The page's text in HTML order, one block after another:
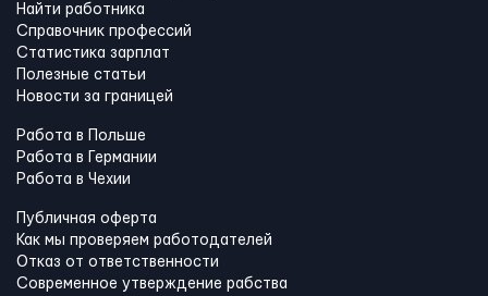
Найти работника
Справочник профессий
Статистика зарплат
Полезные статьи
Новости за границей
Работа в Польше
Работа в Германии
Работа в Чехии
Публичная оферта
Как мы проверяем работодателей
Отказ от ответственности
Современное утверждение рабства